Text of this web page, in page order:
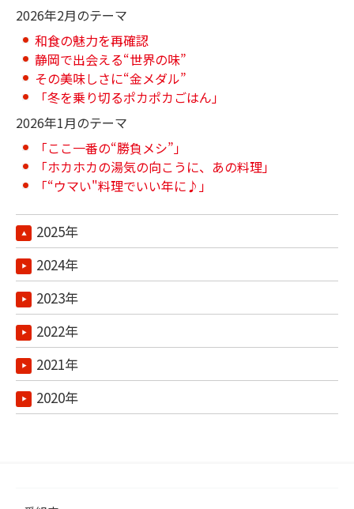
2026年2月のテーマ
和食の魅力を再確認
静岡で出会える“世界の味”
その美味しさに“金メダル”
「冬を乗り切るポカポカごはん」
2026年1月のテーマ
「ここ一番の“勝負メシ”」
「ホカホカの湯気の向こうに、あの料理」
「“ウマい"料理でいい年に♪」
2025年
2024年
2023年
2022年
2021年
2020年